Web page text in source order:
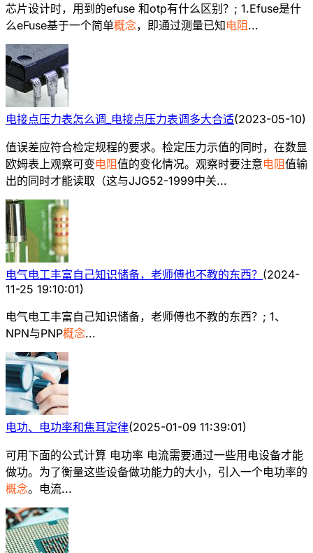
芯片设计时，用到的efuse 和otp有什么区别？; 1.Efuse是什
么eFuse基于一个简单概念，即通过测量已知电阻...
电接点压力表怎么调_电接点压力表调多大合适(2023-05-10)
值误差应符合检定规程的要求。检定压力示值的同时，在数显
欧姆表上观察可变电阻值的变化情况。观察时要注意电阻值输
出的同时才能读取（这与JJG52-1999中关...
电气电工丰富自己知识储备，老师傅也不教的东西？ (2024-
11-25 19:10:01)
电气电工丰富自己知识储备，老师傅也不教的东西？; 1、
NPN与PNP概念...
电功、电功率和焦耳定律(2025-01-09 11:39:01)
可用下面的公式计算 电功率 电流需要通过一些用电设备才能
做功。为了衡量这些设备做功能力的大小，引入一个电功率的
概念。电流...